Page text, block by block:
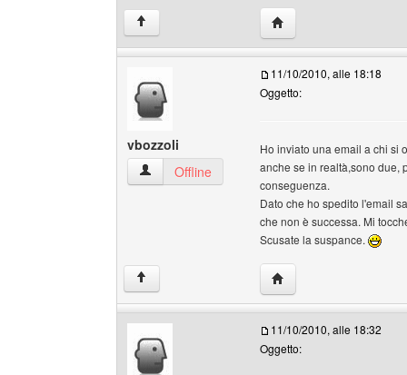
↑ HomePage:
vbozzoli
vbozzoli Profilo
Offline
11/10/2010, alle 18:18
Oggetto:
Ho inviato una email a chi si
anche se in realtà,sono due,
conseguenza.
Dato che ho spedito l'email
che non è successa. Mi
Scusate la suspance.
↑ HomePage: vbozzoli
11/10/2010, alle 18:32
Oggetto: